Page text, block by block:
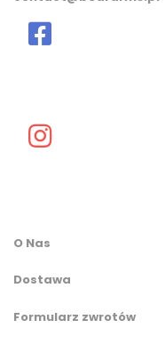
O Nas
Dostawa
Formularz zwrotów